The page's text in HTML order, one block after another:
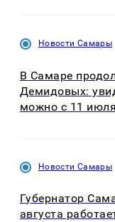
Новости Самары
В Самаре
Демидовых:
можно с 11 июля
Новости Самары
Губернатор
августа